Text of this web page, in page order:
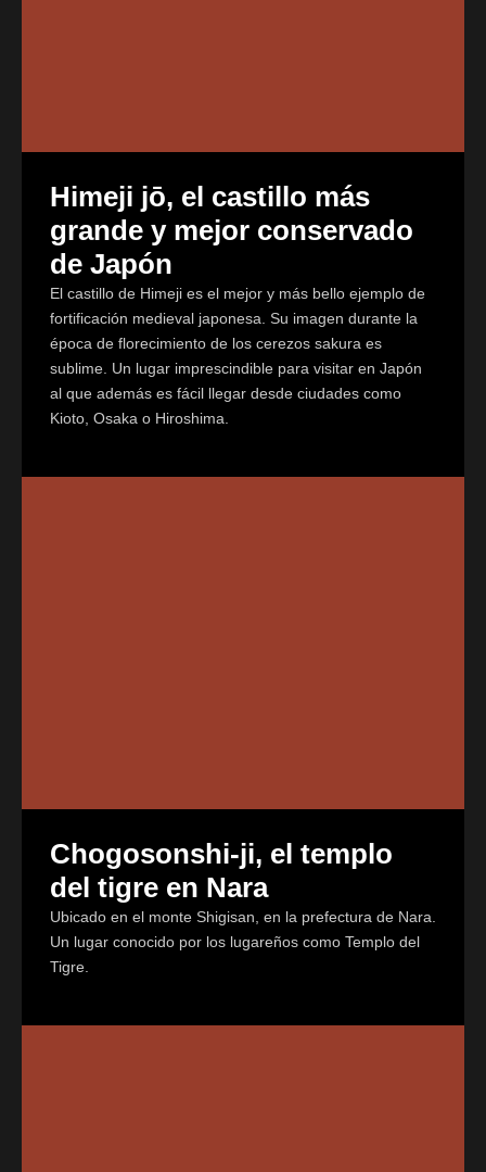
Himeji jō, el castillo más
grande y mejor conservado
de Japón
El castillo de Himeji es el mejor y más bello ejemplo de
fortificación medieval japonesa. Su imagen durante la
época de florecimiento de los cerezos sakura es
sublime. Un lugar imprescindible para visitar en Japón
al que además es fácil llegar desde ciudades como
Kioto, Osaka o Hiroshima.
Chogosonshi-ji, el templo
del tigre en Nara
Ubicado en el monte Shigisan, en la prefectura de Nara.
Un lugar conocido por los lugareños como Templo del
Tigre.